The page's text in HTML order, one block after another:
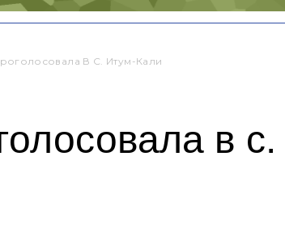
В С. Итум-Кали
в